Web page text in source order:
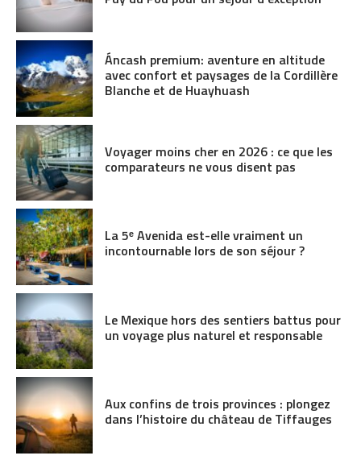
Áncash premium: aventure en altitude
avec confort et paysages de la Cordillère
Blanche et de Huayhuash
Voyager moins cher en 2026 : ce que les
comparateurs ne vous disent pas
La 5ᵉ Avenida est-elle vraiment un
incontournable lors de son séjour ?
Le Mexique hors des sentiers battus pour
un voyage plus naturel et responsable
Aux confins de trois provinces : plongez
dans l’histoire du château de Tiffauges